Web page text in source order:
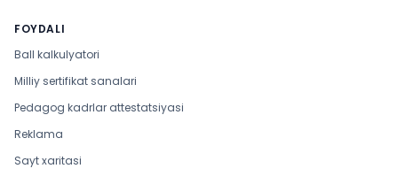
FOYDALI
Ball kalkulyatori
Milliy sertifikat sanalari
Pedagog kadrlar attestatsiyasi
Reklama
Sayt xaritasi